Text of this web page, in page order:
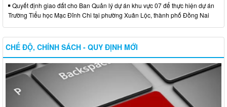
Quyết định giao đất cho Ban Quản lý dự án khu vực 07 để thực hiện dự án
Trường Tiểu học Mạc Đĩnh Chi tại phường Xuân Lộc, thành phố Đồng Nai
CHẾ ĐỘ, CHÍNH SÁCH - QUY ĐỊNH MỚI